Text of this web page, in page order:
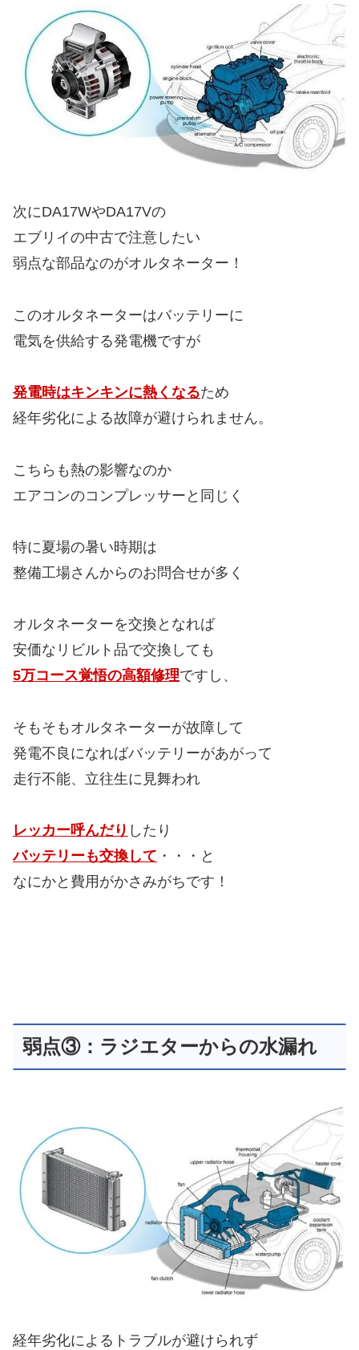
次にDA17WやDA17Vの
エブリイの中古で注意したい
弱点な部品なのがオルタネーター！
このオルタネーターはバッテリーに
電気を供給する発電機ですが
発電時はキンキンに熱くなるため
経年劣化による故障が避けられません。
こちらも熱の影響なのか
エアコンのコンプレッサーと同じく
特に夏場の暑い時期は
整備工場さんからのお問合せが多く
オルタネーターを交換となれば
安価なリビルト品で交換しても
5万コース覚悟の高額修理ですし、
そもそもオルタネーターが故障して
発電不良になればバッテリーがあがって
走行不能、立往生に見舞われ
レッカー呼んだり したり
バッテリーも交換して ・・・と
なにかと費用がかさみがちです！
弱点③：ラジエターからの水漏れ
経年劣化によるトラブルが避けられず